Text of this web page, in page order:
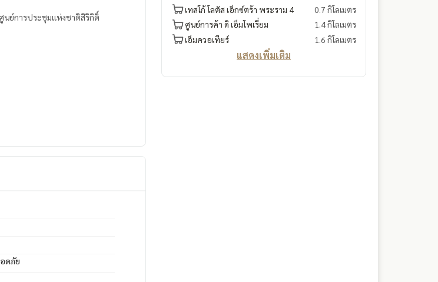
นย์การประชุมแห่งชาติสิริกิติ์
ดภัย
เทสโก้ โลตัส เอ็กซ์ตร้า พระราม 4
0.7 กิโลเมตร
ศูนย์การค้า ดิ เอ็มโพเรี่ยม
1.4 กิโลเมตร
เอ็มควอเทียร์
1.6 กิโลเมตร
แสดงเพิ่มเติม